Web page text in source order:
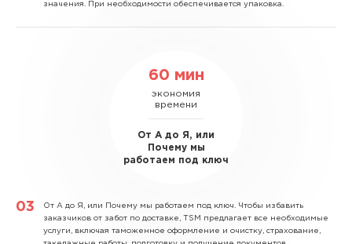
значения. При необходимости обеспечивается упаковка.
60 мин
экономия
времени
От А до Я, или
Почему мы
работаем под ключ
От А до Я, или Почему мы работаем под ключ. Чтобы избавить
заказчиков от забот по доставке, TSM предлагает все необходимые
услуги, включая таможенное оформление и очистку, страхование,